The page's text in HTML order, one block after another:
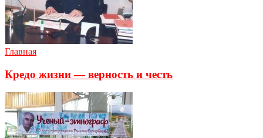
Главная
Кредо жизни — верность и честь